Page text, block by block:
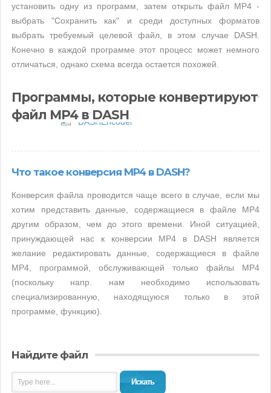
установить одну из программ, затем открыть файл MP4 -
выбрать "Сохранить как" и среди доступных форматов
выбрать требуемый целевой файл, в этом случае DASH.
Конечно в каждой программе этот процесс может немного
отличаться, однако схема всегда остается похожей.
Программы, которые конвертируют
файл MP4 в DASH
DASHEncoder
Что такое конверсия MP4 в DASH?
Конверсия файла проводится чаще всего в случае, если мы
хотим представить данные, содержащиеся в файле MP4
другим образом, чем до этого времени. Иной ситуацией,
принуждающей нас к конверсии MP4 в DASH является
желание редактировать данные, содержащиеся в файле
MP4, программой, обслуживающей только файлы MP4
(поскольку напр. нам необходимо использовать
специализированную, находящуюся только в этой
программе, функцию).
Найдите файл
Искать